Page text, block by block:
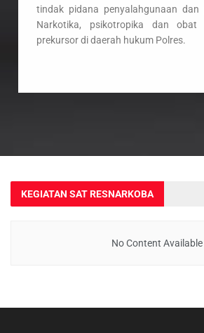
tindak pidana penyalahgunaan dan
Narkotika, psikotropika dan obat
prekursor di daerah hukum Polres.
KEGIATAN SAT RESNARKOBA
No Content Available